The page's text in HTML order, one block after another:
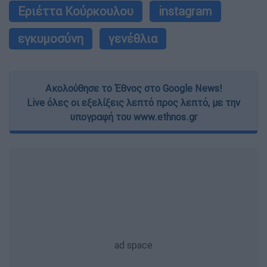
Εριέττα Κούρκουλου
instagram
εγκυμοσύνη
γενέθλια
Ακολούθησε το Έθνος στο Google News!
Live όλες οι εξελίξεις λεπτό προς λεπτό, με την
υπογραφή του www.ethnos.gr